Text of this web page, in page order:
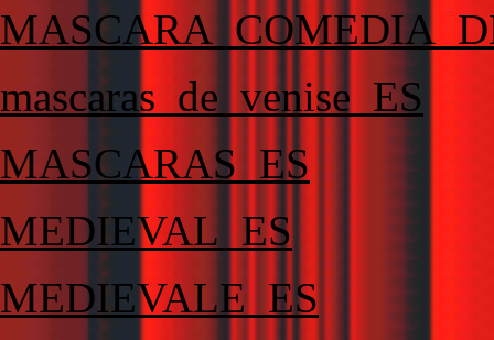
mascaras_de_venise_ES
MASCARAS_ES
MEDIEVAL_ES
MEDIEVALE_ES